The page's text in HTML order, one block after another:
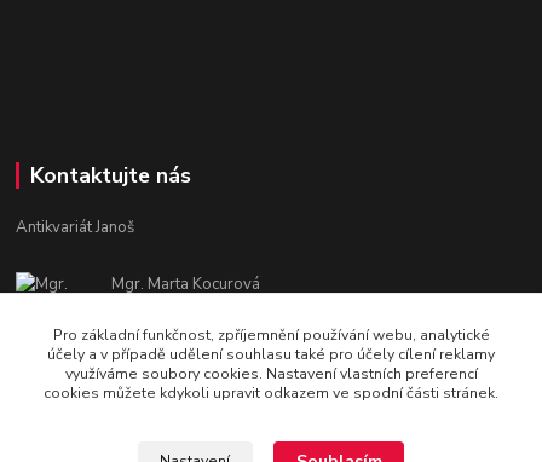
Kontaktujte nás
Antikvariát Janoš
Mgr. Marta Kocurová
Po - Pá: 9:00 - 15:00
janosova.marta@email.cz
Pro základní funkčnost, zpříjemnění používání webu, analytické
účely a v případě udělení souhlasu také pro účely cílení reklamy
využíváme soubory cookies. Nastavení vlastních preferencí
cookies můžete kdykoli upravit odkazem ve spodní části stránek.